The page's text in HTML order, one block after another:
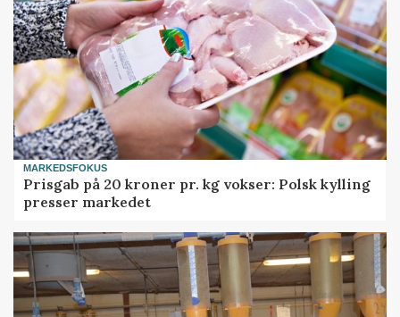
MARKEDSFOKUS
Prisgab på 20 kroner pr. kg vokser: Polsk kylling
presser markedet